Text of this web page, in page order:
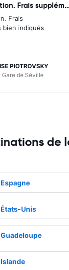
Facile d'utilisation. Frais supplémentaires bien
Frais
bien indiqués
PIOTROVSKY
de Séville
de
Unis